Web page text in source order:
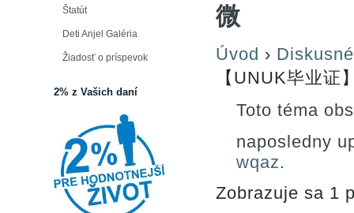
Štatút
Deti Anjel Galéria
Žiadosť o príspevok
2% z Vašich daní
微
Úvod ›
【UNUK毕业证
Toto téma
naposledny
wqaz.
Zobrazuje sa 1